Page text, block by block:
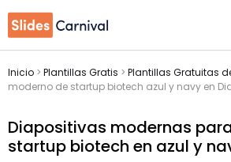
Inicio > Plantillas Gratis > Plantillas Gratuitas
moderno de startup biotech azul y navy en
Diapositivas modernas
startup biotech en azul y